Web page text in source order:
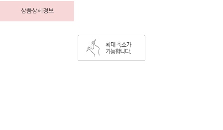
상품상세정보